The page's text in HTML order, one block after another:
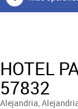
HOTEL
57832
Alejandria,